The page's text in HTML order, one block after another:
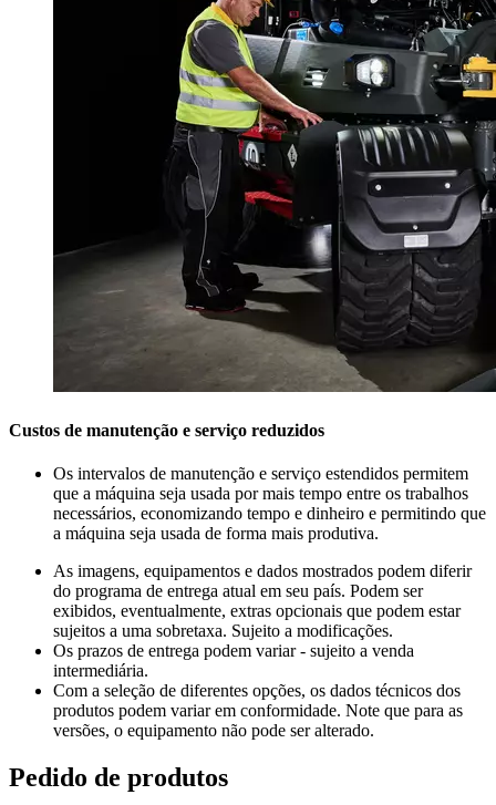
Custos de manutenção e serviço reduzidos
Os intervalos de manutenção e serviço estendidos permitem
que a máquina seja usada por mais tempo entre os trabalhos
necessários, economizando tempo e dinheiro e permitindo que
a máquina seja usada de forma mais produtiva.
As imagens, equipamentos e dados mostrados podem diferir
do programa de entrega atual em seu país. Podem ser
exibidos, eventualmente, extras opcionais que podem estar
sujeitos a uma sobretaxa. Sujeito a modificações.
Os prazos de entrega podem variar - sujeito a venda
intermediária.
Com a seleção de diferentes opções, os dados técnicos dos
produtos podem variar em conformidade. Note que para as
versões, o equipamento não pode ser alterado.
Pedido de produtos